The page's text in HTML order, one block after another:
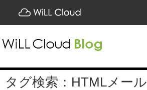
タグ検索：HTMLメール